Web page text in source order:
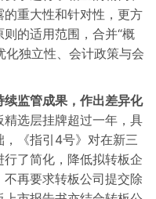
重大性和针对性，更方
的适用范围，合并“概
化独立性、会计政策与会
监管成果，作出差异化
选层挂牌超过一年，具
《指引4号》对在新三
了简化，降低拟转板企
再要求转板公司提交除